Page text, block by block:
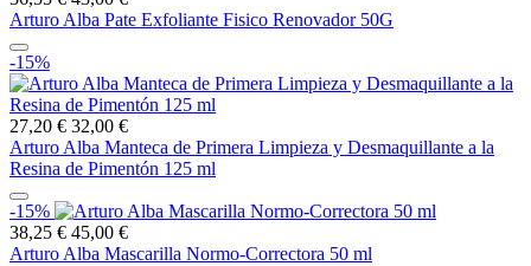
Arturo Alba Pate Exfoliante Fisico Renovador 50G
-15%
27,20 € 32,00 €
Arturo Alba Manteca de Primera Limpieza y Desmaquillante a la
Resina de Pimentón 125 ml
-15%
38,25 € 45,00 €
Arturo Alba Mascarilla Normo-Correctora 50 ml